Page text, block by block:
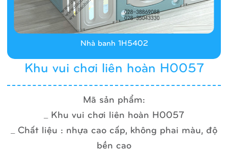
Khu vui chơi liên hoàn H0057
Mã sản phẩm:
_ Khu vui chơi liên hoàn H0057
_ Chất liệu : nhựa cao cấp, không phai màu, độ
bền cao
Nhà banh 1H5402